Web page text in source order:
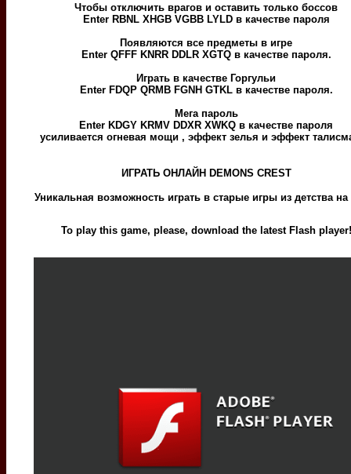
Чтобы отключить врагов и оставить только боссов
Enter RBNL XHGB VGBB LYLD в качестве пароля
Появляются все предметы в игре
Enter QFFF KNRR DDLR XGTQ в качестве пароля.
Играть в качестве Горгульи
Enter FDQP QRMB FGNH GTKL в качестве пароля.
Мега пароль
Enter KDGY KRMV DDXR XWKQ в качестве пароля
усиливается огневая мощи , эффект зелья и эффект
ИГРАТЬ ОНЛАЙН DEMONS CREST
Уникальная возможность играть в старые игры из детства на
To play this game, please, download the latest Flash player!